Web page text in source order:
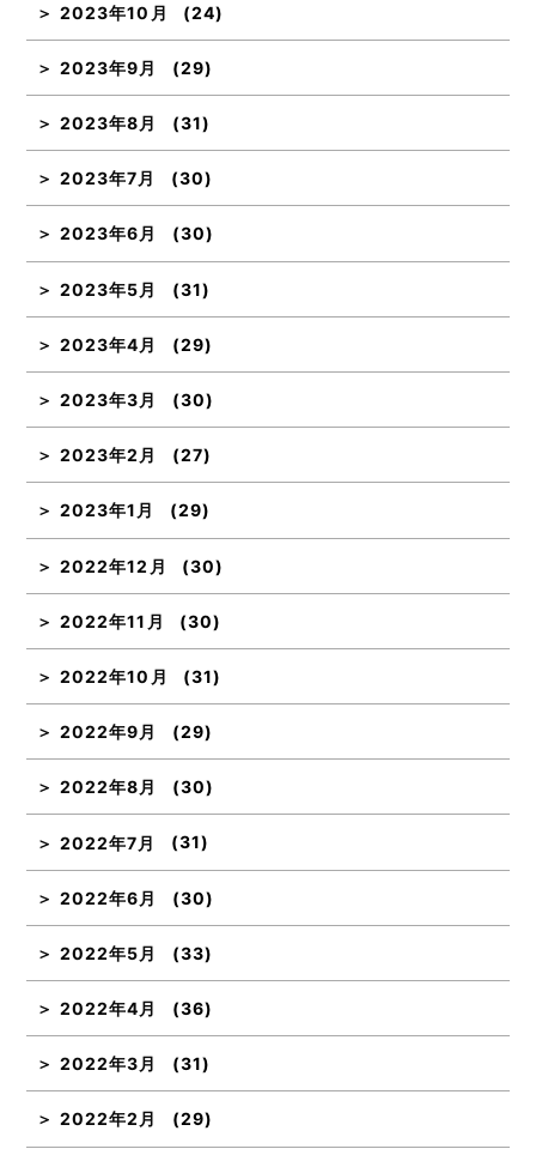
2023年10月 (24)
2023年9月 (29)
2023年8月 (31)
2023年7月 (30)
2023年6月 (30)
2023年5月 (31)
2023年4月 (29)
2023年3月 (30)
2023年2月 (27)
2023年1月 (29)
2022年12月 (30)
2022年11月 (30)
2022年10月 (31)
2022年9月 (29)
2022年8月 (30)
2022年7月 (31)
2022年6月 (30)
2022年5月 (33)
2022年4月 (36)
2022年3月 (31)
2022年2月 (29)